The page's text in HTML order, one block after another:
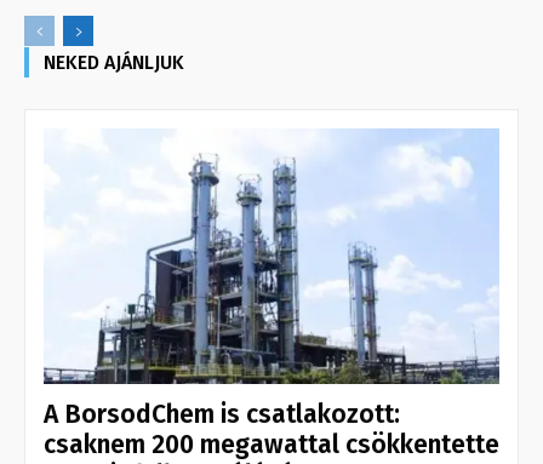
NEKED AJÁNLJUK
A BorsodChem is csatlakozott:
csaknem 200 megawattal csökkentette